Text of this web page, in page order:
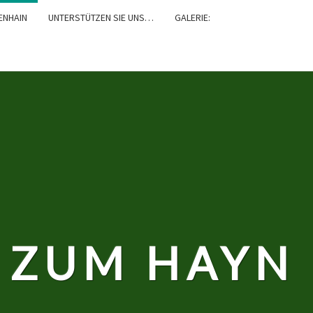
UNTERSTÜTZEN SIE UNS… GALERIE:
ZUM HAYN